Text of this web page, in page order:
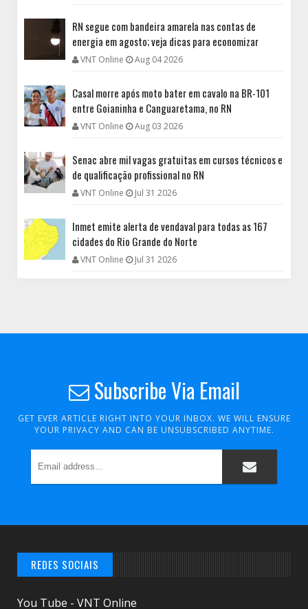
RN segue com bandeira amarela nas contas de
energia em agosto; veja dicas para economizar
VNT Online Aug 04 2026
Casal morre após moto bater em cavalo na BR-101
entre Goianinha e Canguaretama, no RN
VNT Online Aug 03 2026
Senac abre mil vagas gratuitas em cursos técnicos e
de qualificação profissional no RN
VNT Online Jul 31 2026
Inmet emite alerta de vendaval para todas as 167
cidades do Rio Grande do Norte
VNT Online Jul 31 2026
Subscribe Via Email
GET EVER ARTICLE RIGHT INTO YOUR INBOX. WE WILL ENSURE
YOUR PRIVACY AND CAN BE UNSUBSCRIBED ANYTIME.
REDES SOCIAIS
You Tube - VNT Online